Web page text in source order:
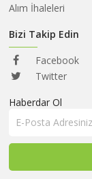
İHALELERİ
ALIM
İHALELERİ
ÜYELER
Alım İhaleleri
Bizi Takip Edin
Facebook
Twitter
Haberdar Ol